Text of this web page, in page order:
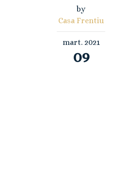
by
Casa Frentiu
mart. 2021
09